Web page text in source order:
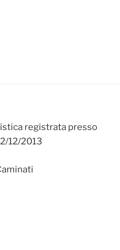
registrata presso
12/2013